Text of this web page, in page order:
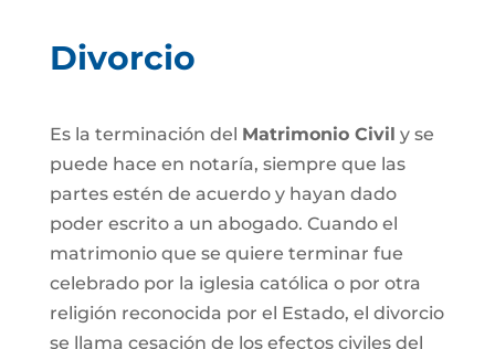
Divorcio
Es la terminación del Matrimonio Civil y se
puede hace en notaría, siempre que las
partes estén de acuerdo y hayan dado
poder escrito a un abogado. Cuando el
matrimonio que se quiere terminar fue
celebrado por la iglesia católica o por otra
religión reconocida por el Estado, el divorcio
se llama cesación de los efectos civiles del